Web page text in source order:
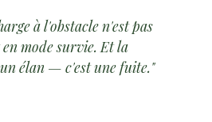
à l'obstacle n'est pas
mode survie. Et la
élan — c'est une fuite."